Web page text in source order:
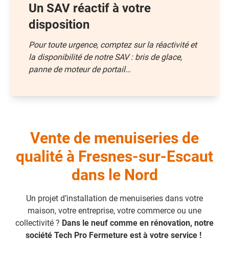
Un SAV réactif à votre
disposition
Pour toute urgence, comptez sur la réactivité et
la disponibilité de notre SAV : bris de glace,
panne de moteur de portail…
Vente de menuiseries de
qualité à Fresnes-sur-Escaut
dans le Nord
Un projet d’installation de menuiseries dans votre
maison, votre entreprise, votre commerce ou une
collectivité ? Dans le neuf comme en rénovation, notre
société Tech Pro Fermeture est à votre service !